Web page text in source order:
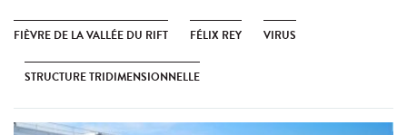
FIÈVRE DE LA VALLÉE DU RIFT FÉLIX REY VIRUS
STRUCTURE TRIDIMENSIONNELLE